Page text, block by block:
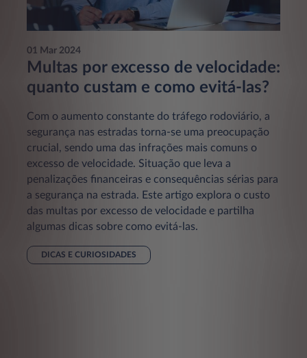
01 Mar 2024
Multas por excesso de velocidade:
quanto custam e como evitá-las?
Com o aumento constante do tráfego rodoviário, a
segurança nas estradas torna-se uma preocupação
crucial, sendo uma das infrações mais comuns o
excesso de velocidade. Situação que leva a
penalizações financeiras e consequências sérias para
a segurança na estrada. Este artigo explora o custo
das multas por excesso de velocidade e partilha
algumas dicas sobre como evitá-las.
DICAS E CURIOSIDADES